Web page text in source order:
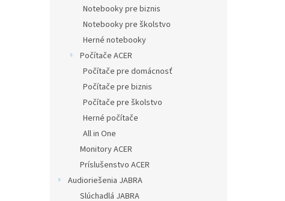
Notebooky pre biznis
Notebooky pre školstvo
Herné notebooky
Počítače ACER
Počítače pre domácnosť
Počítače pre biznis
Počítače pre školstvo
Herné počítače
All in One
Monitory ACER
Príslušenstvo ACER
Audioriešenia JABRA
Slúchadlá JABRA